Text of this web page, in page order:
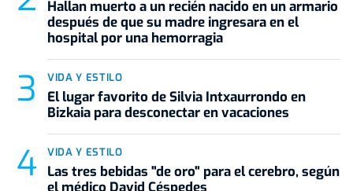
Hallan muerto a un recién nacido en un armario
después de que su madre ingresara en el
hospital por una hemorragia
VIDA Y ESTILO
El lugar favorito de Silvia Intxaurrondo en
Bizkaia para desconectar en vacaciones
VIDA Y ESTILO
Las tres bebidas "de oro" para el cerebro, según
el médico David Céspedes